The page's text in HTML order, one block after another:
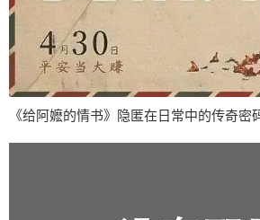
《给阿嬷的情书》隐匿在日常中的传奇密